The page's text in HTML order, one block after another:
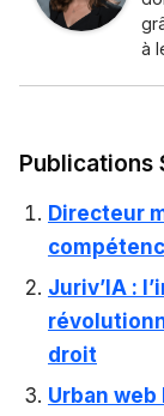
à
Publications
Directeur
Juriv’IA :
droit
Urban web